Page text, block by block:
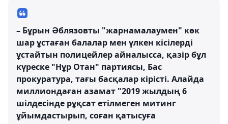
– Бұрын Әблязовты "жарнамалаумен" көк
шар ұстаған балалар мен үлкен кісілерді
ұстайтын полицейлер айналысса, қазір бұл
күреске "Нұр Отан" партиясы, Бас
прокуратура, тағы басқалар кірісті. Алайда
миллиондаған азамат "2019 жылдың 6
шілдесінде рұқсат етілмеген митинг
ұйымдастырып, соған қатысуға